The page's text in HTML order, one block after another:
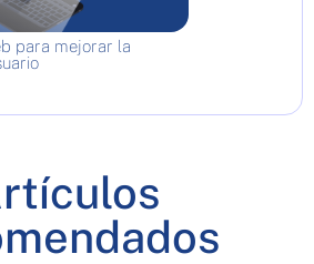
para mejorar la